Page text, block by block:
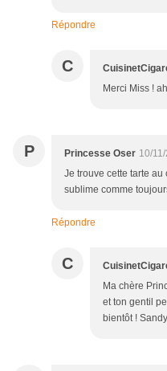
Répondre
C
Merci Miss !
P Princesse Oser 10/
Je trouve cette tarte
sublime comme
Répondre
C
Ma chère
et ton gentil
bientôt ! Sandy